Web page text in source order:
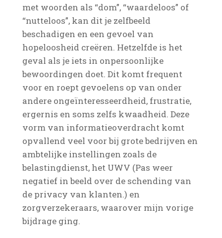
met woorden als “dom”, “waardeloos” of
“nutteloos”, kan dit je zelfbeeld
beschadigen en een gevoel van
hopeloosheid creëren. Hetzelfde is het
geval als je iets in onpersoonlijke
bewoordingen doet. Dit komt frequent
voor en roept gevoelens op van onder
andere ongeïnteresseerdheid, frustratie,
ergernis en soms zelfs kwaadheid. Deze
vorm van informatieoverdracht komt
opvallend veel voor bij grote bedrijven en
ambtelijke instellingen zoals de
belastingdienst, het UWV (Pas weer
negatief in beeld over de schending van
de privacy van klanten.) en
zorgverzekeraars, waarover mijn vorige
bijdrage ging.